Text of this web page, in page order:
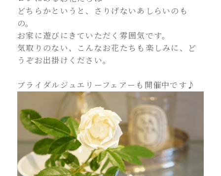
どちらかというと、さりげないあしらいのも
の。
お家に遊びにきていただく雰囲気です。
気取りのない、こんなお花たちも楽しみに、ど
うぞお出掛けください。
ブライダルジュエリーフェアーも開催中です♪